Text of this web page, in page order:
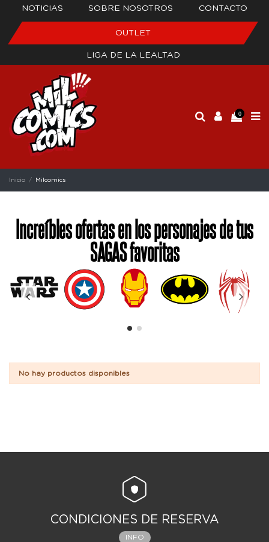
NOTICIAS SOBRE NOSOTROS CONTACTO
OUTLET
LIGA DE LA LEALTAD
0
Inicio Milcomics
Increíbles ofertas en los personajes de tus
SAGAS favoritas
No hay productos disponibles
CONDICIONES DE RESERVA
INFO